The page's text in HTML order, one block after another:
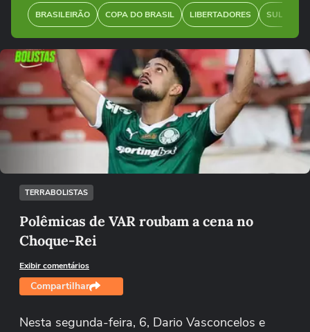
BRASILEIRÃO COPA DO BRASIL LIBERTADORES SUL-
Ops!
Não foi possível reproduzir o vídeo
Tentar novamente
TERRABOLISTAS
Polêmicas de VAR roubam a cena no
Choque-Rei
Exibir comentários
Compartilhar
Nesta segunda-feira, 6, Dario Vasconcelos e